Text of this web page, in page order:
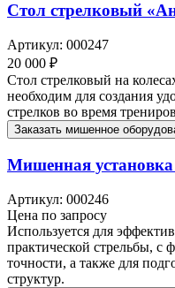
Стол стрелковый
Артикул: 000247
20 000 ₽
Стол стрелковый на
необходим для создания
стрелков во время
Заказать мишенное
Мишенная
Артикул: 000246
Цена по запросу
Используется для
практической стрельбы, с
точности, а также для
структур.